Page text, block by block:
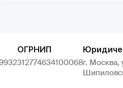
ОГРНИП
312774634100068г. Москва,